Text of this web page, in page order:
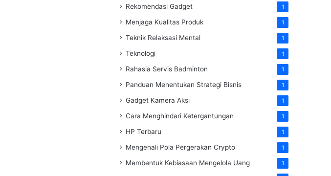
Rekomendasi Gadget 1
Menjaga Kualitas Produk 1
Teknik Relaksasi Mental 1
Teknologi 1
Rahasia Servis Badminton 1
Panduan Menentukan Strategi Bisnis 1
Gadget Kamera Aksi 1
Cara Menghindari Ketergantungan 1
HP Terbaru 1
Mengenali Pola Pergerakan Crypto 1
Membentuk Kebiasaan Mengelola Uang 1